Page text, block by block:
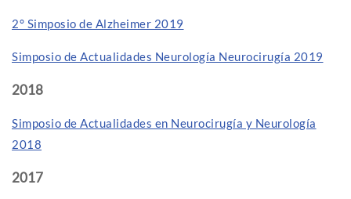
2° Simposio de Alzheimer 2019
Simposio de Actualidades Neurología Neurocirugía 2019
2018
Simposio de Actualidades en Neurocirugía y Neurología
2018
2017